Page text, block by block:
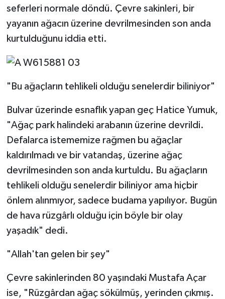
seferleri normale döndü. Çevre sakinleri, bir
yayanın ağacın üzerine devrilmesinden son anda
kurtulduğunu iddia etti.
"Bu ağaçların tehlikeli olduğu senelerdir biliniyor"
Bulvar üzerinde esnaflık yapan geç Hatice Yumuk,
"Ağaç park halindeki arabanın üzerine devrildi.
Defalarca istememize rağmen bu ağaçlar
kaldırılmadı ve bir vatandaş, üzerine ağaç
devrilmesinden son anda kurtuldu. Bu ağaçların
tehlikeli olduğu senelerdir biliniyor ama hiçbir
önlem alınmıyor, sadece budama yapılıyor. Bugün
de hava rüzgârlı olduğu için böyle bir olay
yaşadık" dedi.
"Allah'tan gelen bir şey"
Çevre sakinlerinden 80 yaşındaki Mustafa Açar
ise, "Rüzgârdan ağaç sökülmüş, yerinden çıkmış.